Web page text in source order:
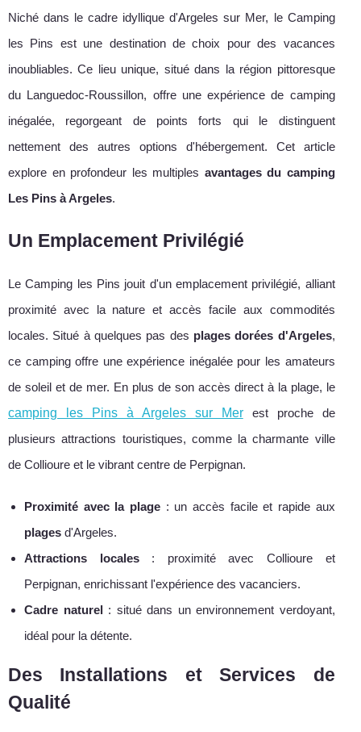
Niché dans le cadre idyllique d'Argeles sur Mer, le Camping
les Pins est une destination de choix pour des vacances
inoubliables. Ce lieu unique, situé dans la région pittoresque
du Languedoc-Roussillon, offre une expérience de camping
inégalée, regorgeant de points forts qui le distinguent
nettement des autres options d'hébergement. Cet article
explore en profondeur les multiples avantages du camping
Les Pins à Argeles.
Un Emplacement Privilégié
Le Camping les Pins jouit d'un emplacement privilégié, alliant
proximité avec la nature et accès facile aux commodités
locales. Situé à quelques pas des plages dorées d'Argeles,
ce camping offre une expérience inégalée pour les amateurs
de soleil et de mer. En plus de son accès direct à la plage, le
camping les Pins à Argeles sur Merest proche de
plusieurs attractions touristiques, comme la charmante ville
de Collioure et le vibrant centre de Perpignan.
Proximité avec la plage: un accès facile et rapide aux
plages d'Argeles.
Attractions locales: proximité avec Collioure et
Perpignan, enrichissant l'expérience des vacanciers.
Cadre naturel
: situé dans un environnement verdoyant,
idéal pour la détente.
Des Installations et Services de
Qualité